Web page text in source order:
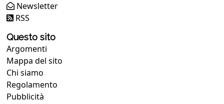
Newsletter
RSS
Questo sito
Argomenti
Mappa del sito
Chi siamo
Regolamento
Pubblicità